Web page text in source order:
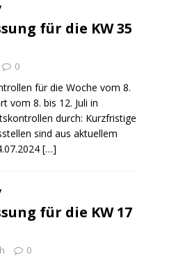
für die KW 35
0
für die Woche vom 8.
vom 8. bis 12. Juli in
durch: Kurzfristige
sind aus aktuellem
[…]
für die KW 17
0